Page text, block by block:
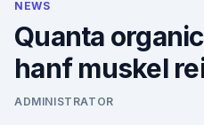
NEWS
Quanta
hanf muskel
ADMINISTRATOR